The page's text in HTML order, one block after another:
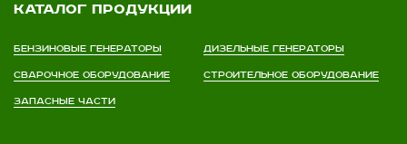
Каталог продукции
Бензиновые генераторы Дизельные генераторы
Сварочное оборудование Строительное оборудование
Запасные части